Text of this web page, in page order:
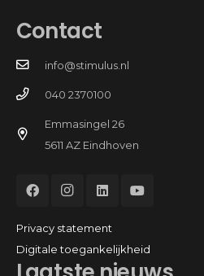
Contact
info@stimulus.nl
040 2370100
Emmasingel 26
5611 AZ Eindhoven
Privacy statement
Digitale toegankelijkheid